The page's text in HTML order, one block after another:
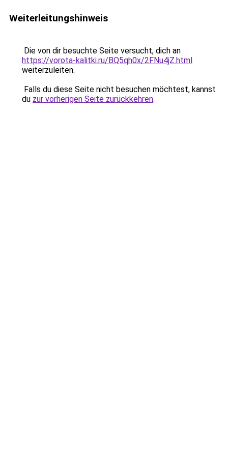
Weiterleitungshinweis
Die von dir besuchte Seite versucht, dich an
https://vorota-kalitki.ru/BQ5qh0x/2FNu4jZ.html
weiterzuleiten.
Falls du diese Seite nicht besuchen möchtest, kannst
du zur vorherigen Seite zurückkehren.